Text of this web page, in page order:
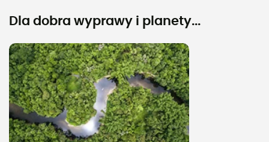
Dla dobra wyprawy i planety...